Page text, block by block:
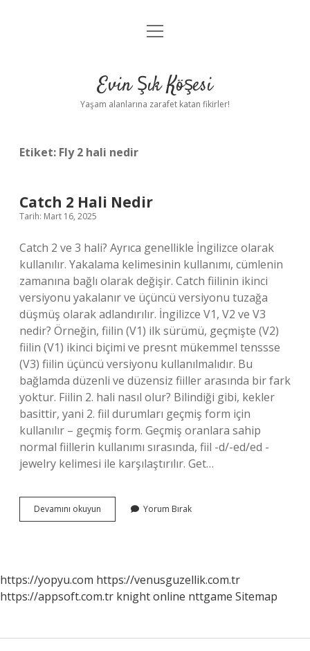
Anasayfa
Yasal Uyarı
menüyü
Evin Şık Köşesi
Yaşam alanlarına zarafet katan fikirler!
Etiket: Fly 2 hali nedir
Catch 2 Hali Nedir
Tarih: Mart 16, 2025
Catch 2 ve 3 hali? Ayrıca genellikle İngilizce olarak
kullanılır. Yakalama kelimesinin kullanımı, cümlenin
zamanına bağlı olarak değişir. Catch fiilinin ikinci
versiyonu yakalanır ve üçüncü versiyonu tuzağa
düşmüş olarak adlandırılır. İngilizce V1, V2 ve V3
nedir? Örneğin, fiilin (V1) ilk sürümü, geçmişte (V2)
fiilin (V1) ikinci biçimi ve presnt mükemmel tenssse
(V3) fiilin üçüncü versiyonu kullanılmalıdır. Bu
bağlamda düzenli ve düzensiz fiiller arasında bir fark
yoktur. Fiilin 2. hali nasıl olur? Bilindiği gibi, kekler
basittir, yani 2. fiil durumları geçmiş form için
kullanılır – geçmiş form. Geçmiş oranlara sahip
normal fiillerin kullanımı sırasında, fiil -d/-ed/ed -
jewelry kelimesi ile karşılaştırılır. Get…
Devamını okuyun
2
Yorum Bırak
https://yopyu.com https://venusguzellik.com.tr
https://appsoft.com.tr knight online nttgame Sitemap